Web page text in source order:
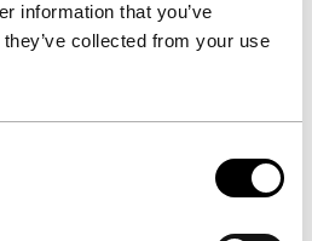
information that you’ve
collected from your use